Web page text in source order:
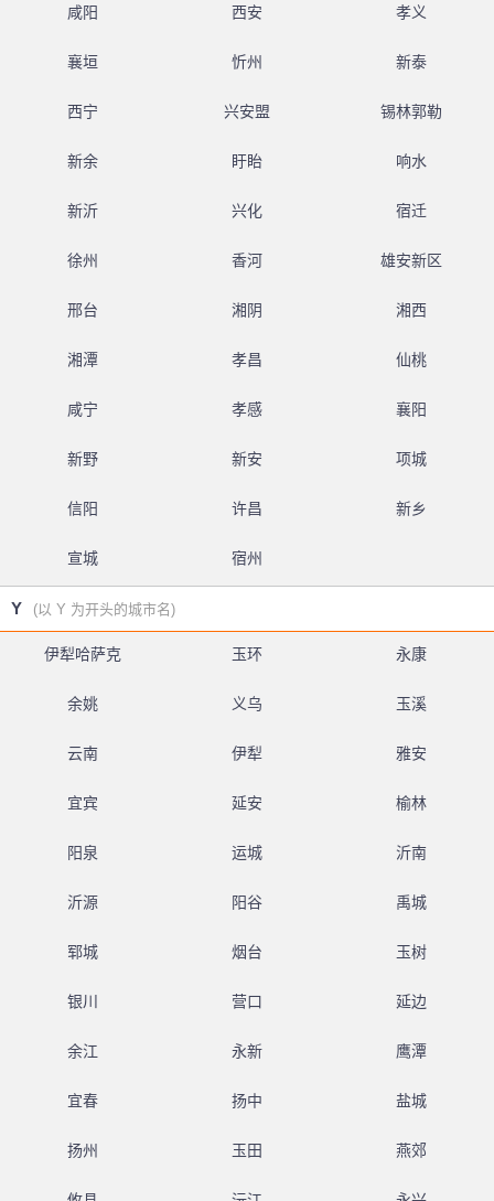
咸阳 西安 孝义
襄垣 忻州 新泰
西宁 兴安盟 锡林郭勒
新余 盱眙 响水
新沂 兴化 宿迁
徐州 香河 雄安新区
邢台 湘阴 湘西
湘潭 孝昌 仙桃
咸宁 孝感 襄阳
新野 新安 项城
信阳 许昌 新乡
宣城 宿州
Y (以 Y 为开头的城市名)
伊犁哈萨克 玉环 永康
余姚 义乌 玉溪
云南 伊犁 雅安
宜宾 延安 榆林
阳泉 运城 沂南
沂源 阳谷 禹城
郓城 烟台 玉树
银川 营口 延边
余江 永新 鹰潭
宜春 扬中 盐城
扬州 玉田 燕郊